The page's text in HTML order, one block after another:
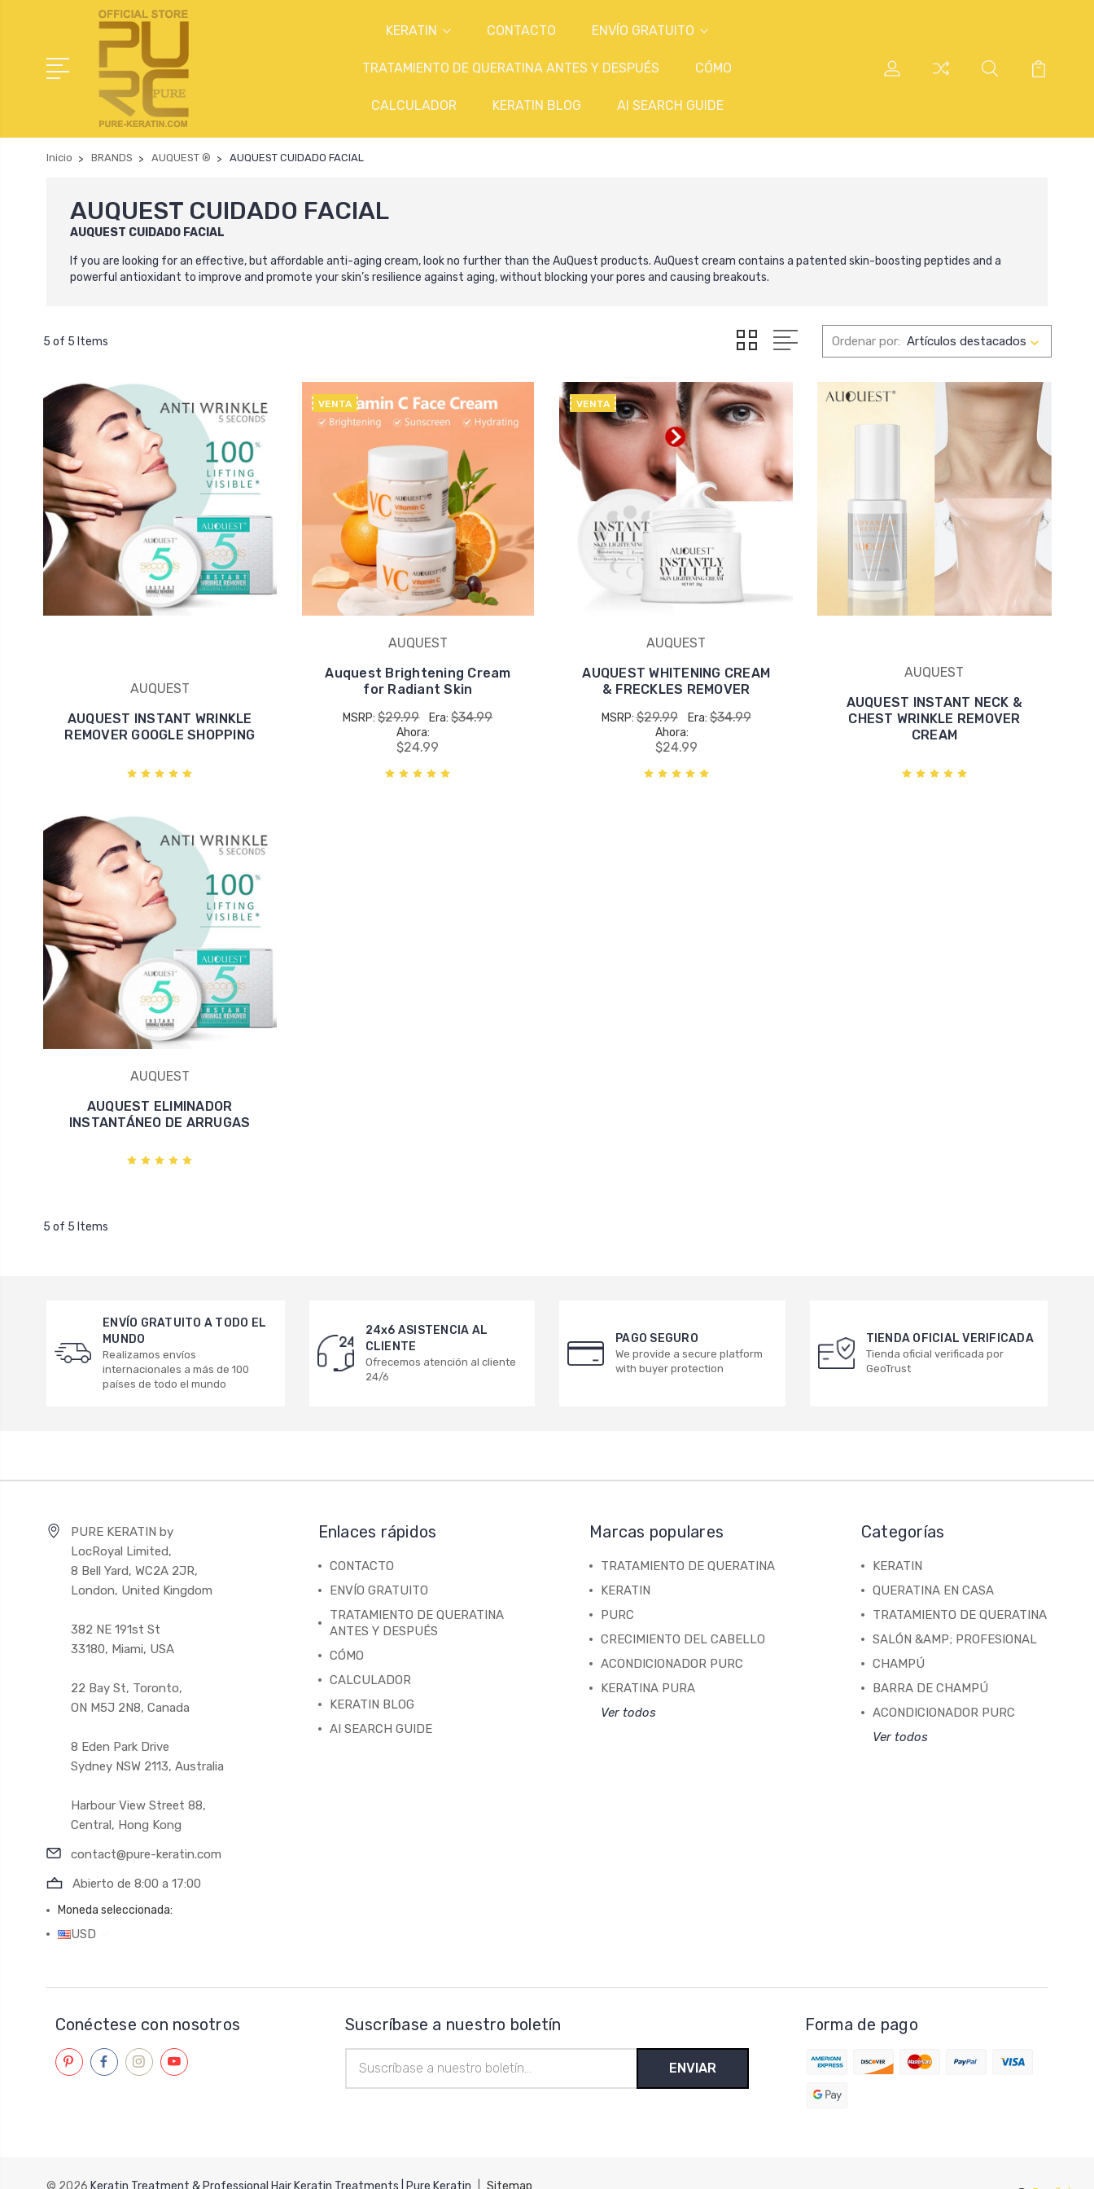
KERATIN CONTACTO ENVÍO GRATUITO
TRATAMIENTO DE QUERATINA ANTES Y DESPUÉS CÓMO
CALCULADOR KERATIN BLOG AI SEARCH GUIDE
Inicio BRANDS AUQUEST ® AUQUEST CUIDADO FACIAL
AUQUEST CUIDADO FACIAL
AUQUEST CUIDADO FACIAL
If you are looking foran effective, but affordable anti-aging cream, look no further than the AuQuest products. AuQuest cream contains a patented skin-boosting peptides and a
powerful antioxidant to improve and promote your skin’s resilience against aging, without blocking your pores and causing breakouts.
5 of 5 Items Ordenar por:
AUQUEST
AUQUEST INSTANT WRINKLE
REMOVER GOOGLE SHOPPING
VENTA
AUQUEST
Auquest Brightening Cream
for Radiant Skin
MSRP:$29.99 Era:$34.99
Ahora:
$24.99
VENTA
AUQUEST
AUQUEST WHITENING CREAM
& FRECKLES REMOVER
MSRP:$29.99 Era:$34.99
Ahora:
$24.99
AUQUEST
AUQUEST INSTANT NECK &
CHEST WRINKLE REMOVER
CREAM
AUQUEST
AUQUEST ELIMINADOR
INSTANTÁNEO DE ARRUGAS
5 of 5 Items
ENVÍO GRATUITO A TODO EL
MUNDO
Realizamos envíos
internacionales a más de 100
países de todo el mundo
24x6 ASISTENCIA AL
CLIENTE
Ofrecemos atención al cliente
24/6
PAGO SEGURO
We provide a secure platform
with buyer protection
TIENDA OFICIAL VERIFICADA
Tienda oficial verificada por
GeoTrust
PURE KERATIN by
LocRoyal Limited,
8 Bell Yard, WC2A 2JR,
London, United Kingdom
382 NE 191st St
33180, Miami, USA
22 Bay St, Toronto,
ON M5J 2N8, Canada
8 Eden Park Drive
Sydney NSW 2113, Australia
Harbour View Street 88,
Central, Hong Kong
contact@pure-keratin.com
Abierto de 8:00 a 17:00
Moneda seleccionada:
USD
Enlaces rápidos
CONTACTO
ENVÍO GRATUITO
TRATAMIENTO DE QUERATINA
ANTES Y DESPUÉS
CÓMO
CALCULADOR
KERATIN BLOG
AI SEARCH GUIDE
Marcas populares
TRATAMIENTO DE QUERATINA
KERATIN
PURC
CRECIMIENTO DEL CABELLO
ACONDICIONADOR PURC
KERATINA PURA
Ver todos
Categorías
KERATIN
QUERATINA EN CASA
TRATAMIENTO DE QUERATINA
SALÓN &AMP; PROFESIONAL
CHAMPÚ
BARRA DE CHAMPÚ
ACONDICIONADOR PURC
Ver todos
Conéctese con nosotros Suscríbase a nuestro boletín
correo
Forma de pago